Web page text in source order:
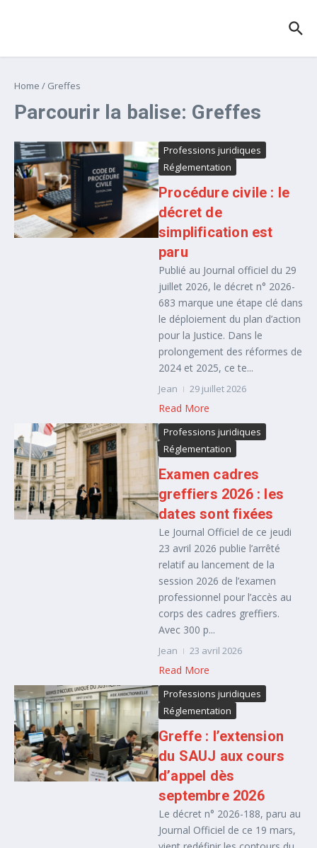
Home / Greffes
Parcourir la balise: Greffes
Professions juridiques
Réglementation
Procédure civile : le
décret de
simplification est
paru
Publié au Journal officiel du 29
juillet 2026, le décret n° 2026-
683 marque une étape clé dans
le déploiement du plan d’action
pour la Justice. Dans le
prolongement des réformes de
2024 et 2025, ce te...
Jean 29 juillet 2026
Read More
Professions juridiques
Réglementation
Examen cadres
greffiers 2026 : les
dates sont fixées
Le Journal Officiel de ce jeudi
23 avril 2026 publie l’arrêté
relatif au lancement de la
session 2026 de l’examen
professionnel pour l’accès au
corps des cadres greffiers.
Avec 300 p...
Jean 23 avril 2026
Read More
Professions juridiques
Réglementation
Greffe : l’extension
du SAUJ aux cours
d’appel dès
septembre 2026
Le décret n° 2026-188, paru au
Journal Officiel de ce 19 mars,